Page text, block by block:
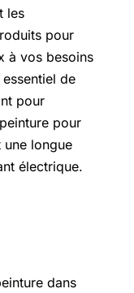
les
pour
à vos besoins
de
pour
pour
longue
électrique.
dans